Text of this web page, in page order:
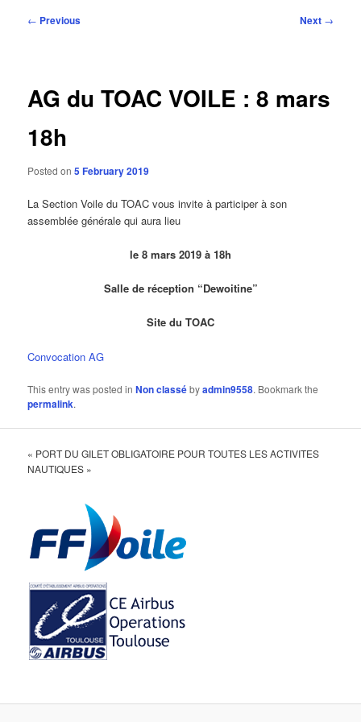
Post
← Previous Next →
AG du TOAC VOILE : 8 mars
18h
Posted on5 February 2019
La Section Voile du TOAC vous invite à participer à son
assemblée générale qui aura lieu
le 8 mars 2019 à 18h
Salle de réception “Dewoitine”
Site du TOAC
Convocation AG
This entry was posted inNon classébyadmin9558. Bookmark the
permalink.
« PORT DU GILET OBLIGATOIRE POUR TOUTES LES ACTIVITES
NAUTIQUES »